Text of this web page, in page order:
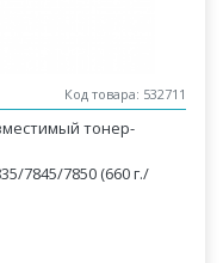
Код товара: 532711
тонер-
7845/7850 (660 г./